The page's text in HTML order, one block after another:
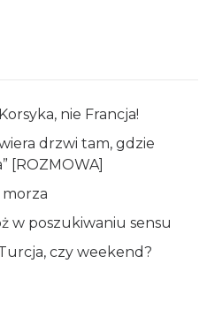
nie Francja!
drzwi tam, gdzie
[ROZMOWA]
morza
w poszukiwaniu sensu
czy weekend?